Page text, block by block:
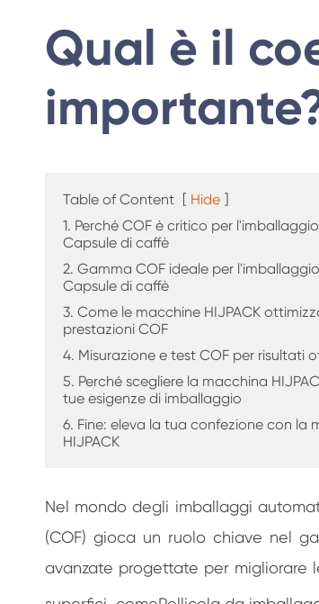
Riempitrice di Capsule di caffè
Qual è il
Table of Content [ Hide ]
1. Perché COF è critico per
Capsule di caffè
2. Gamma COF ideale per
Capsule di caffè
3. Come le macchine HIJPACK
prestazioni COF
4. Misurazione e test COF per risultati
5. Perché scegliere la macchina
tue esigenze di imballaggio
6. Fine: eleva la tua confezione con la
HIJPACK
Nel mondo degli imballaggi
(COF) gioca un ruolo chiave nel
avanzate progettate per migliorare